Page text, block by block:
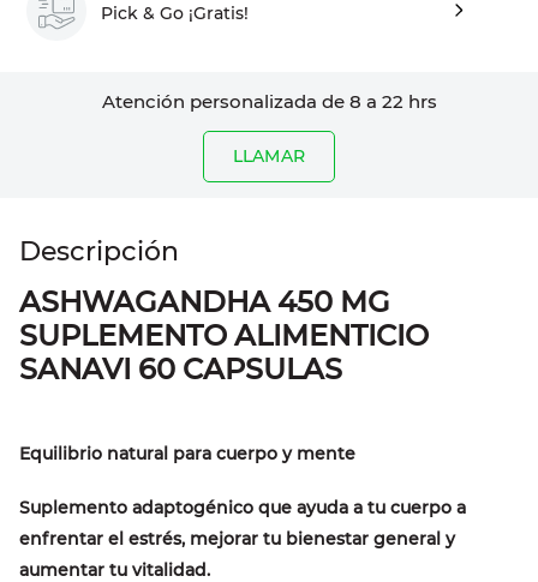
Pick & Go ¡Gratis!
Atención personalizada de 8 a 22 hrs
LLAMAR
ASHWAGANDHA 450 MG
SUPLEMENTO ALIMENTICIO
SANAVI 60 CAPSULAS
Equilibrio natural para cuerpo y mente
Suplemento adaptogénico que ayuda a tu cuerpo a
enfrentar el estrés, mejorar tu bienestar general y
aumentar tu vitalidad.